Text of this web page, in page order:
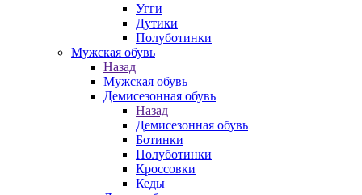
Угги
Дутики
Полуботинки
Мужская обувь
Назад
Мужская обувь
Демисезонная обувь
Назад
Демисезонная обувь
Ботинки
Полуботинки
Кроссовки
Кеды